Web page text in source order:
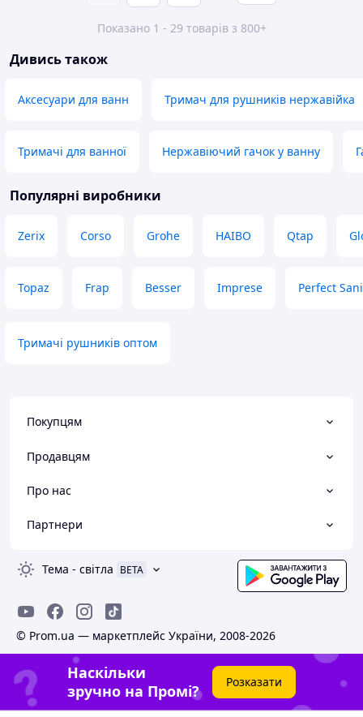
Показано 1 - 29 товарів з 800+
Дивись також
Аксесуари для ванн Тримач для рушників нержавійка
Тримачі для ванної Нержавіючий гачок у ванну
Популярні виробники
Zerix Corso Grohe HAIBO Qtap
Topaz Frap Besser Imprese Perfect
Тримачі рушників оптом
Покупцям
Продавцям
Про нас
Партнери
Тема - світла BETA
© Prom.ua — маркетплейс України, 2008-2026
Наскільки
зручно на Промі?
Розказати